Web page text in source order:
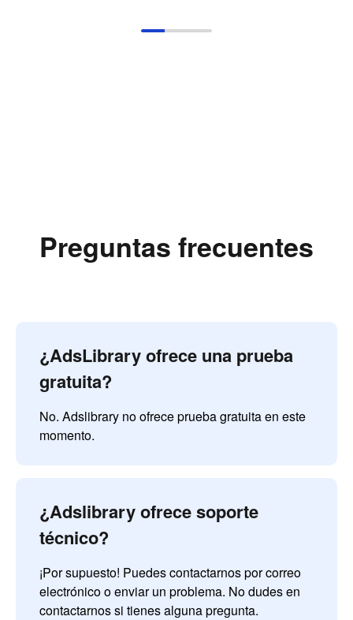
Preguntas frecuentes
¿AdsLibrary ofrece una prueba
gratuita?
No. Adslibrary no ofrece prueba gratuita en este
momento.
¿Adslibrary ofrece soporte
técnico?
¡Por supuesto! Puedes contactarnos por correo
electrónico o enviar un problema. No dudes en
contactarnos si tienes alguna pregunta.